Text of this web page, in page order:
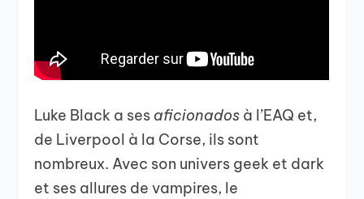
Luke Black a ses aficionados à l’EAQ et,
de Liverpool à la Corse, ils sont
nombreux. Avec son univers geek et dark
et ses allures de vampires, le